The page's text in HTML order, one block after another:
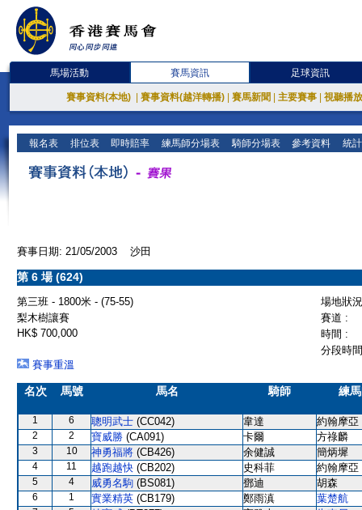
馬場活動 賽馬資訊 足球資訊
賽事資料(本地) 賽事資料(越洋轉播) 賽馬新聞 主要賽事 視聽播
報名表 排位表 即時賠率 練馬師分場表 騎師分場表 參考資料 統
賽事日期: 21/05/2003 沙田
第 6 場 (624)
第三班 - 1800米 - (75-55)
場地狀
梨木樹讓賽
賽道 :
HK$ 700,000
時間 :
分段時
賽事重溫
名次 馬號 馬名 騎師 練
1 6 聰明武士 (CC042) 韋達 約翰摩亞
2 2 寶威勝 (CA091) 卡爾 方祿麟
3 10 神勇福將 (CB426) 余健誠 簡炳墀
4 11 越跑越快 (CB202) 史科菲 約翰摩亞
5 4 威勇名駒 (BS081) 鄧迪 胡森
6 1 實業精英 (CB179) 鄭雨滇 葉楚航